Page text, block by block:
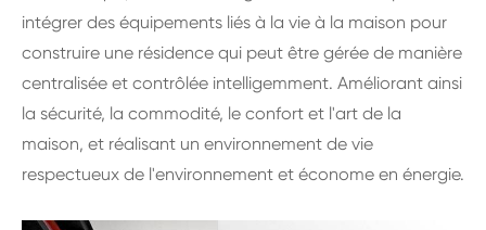
intégrer des équipements liés à la vie à la maison pour
construire une résidence qui peut être gérée de manière
centralisée et contrôlée intelligemment. Améliorant ainsi
la sécurité, la commodité, le confort et l'art de la
maison, et réalisant un environnement de vie
respectueux de l'environnement et économe en énergie.